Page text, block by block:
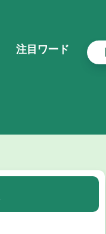
注目ワード